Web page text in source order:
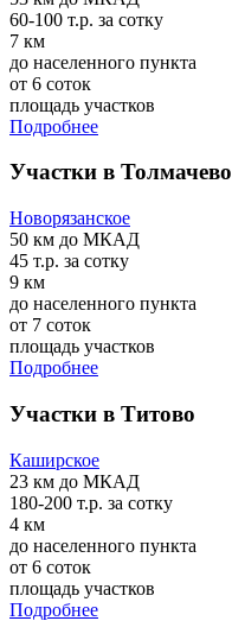
60-100 т.р. за сотку
7 км
до населенного пункта
от 6 соток
площадь участков
Подробнее
Участки в Толмачево
Новорязанское
50 км до МКАД
45 т.р. за сотку
9 км
до населенного пункта
от 7 соток
площадь участков
Подробнее
Участки в Титово
Каширское
23 км до МКАД
180-200 т.р. за сотку
4 км
до населенного пункта
от 6 соток
площадь участков
Подробнее